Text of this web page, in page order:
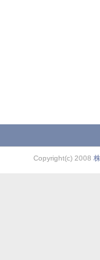
Copyright(c) 2008